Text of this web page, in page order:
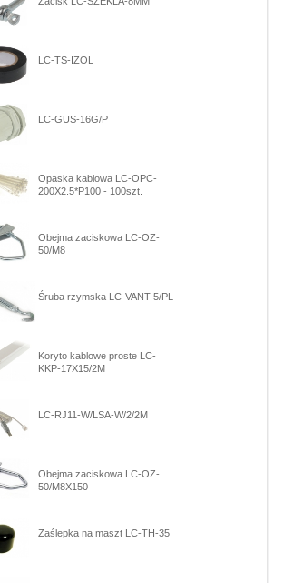
LC-TS-IZOL
LC-GUS-16G/P
Opaska kablowa LC-OPC-
200X2.5*P100 - 100szt.
Obejma zaciskowa LC-OZ-
50/M8
Śruba rzymska LC-VANT-5/PL
Koryto kablowe proste LC-
KKP-17X15/2M
LC-RJ11-W/LSA-W/2/2M
Obejma zaciskowa LC-OZ-
50/M8X150
Zaślepka na maszt LC-TH-35